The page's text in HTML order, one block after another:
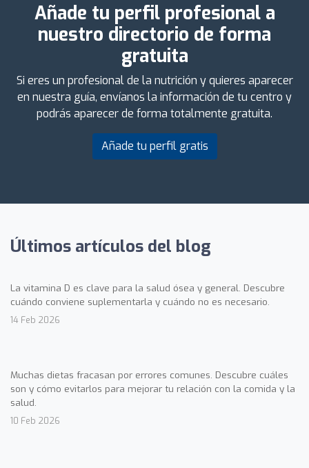
Añade tu perfil profesional a
nuestro directorio de forma
gratuita
Si eres un profesional de la nutrición y quieres aparecer
en nuestra guía, envíanos la información de tu centro y
podrás aparecer de forma totalmente gratuita.
Añade tu perfil gratis
Últimos artículos del blog
La vitamina D es clave para la salud ósea y general. Descubre
cuándo conviene suplementarla y cuándo no es necesario.
14 Feb 2026
Muchas dietas fracasan por errores comunes. Descubre cuáles
son y cómo evitarlos para mejorar tu relación con la comida y la
salud.
10 Feb 2026